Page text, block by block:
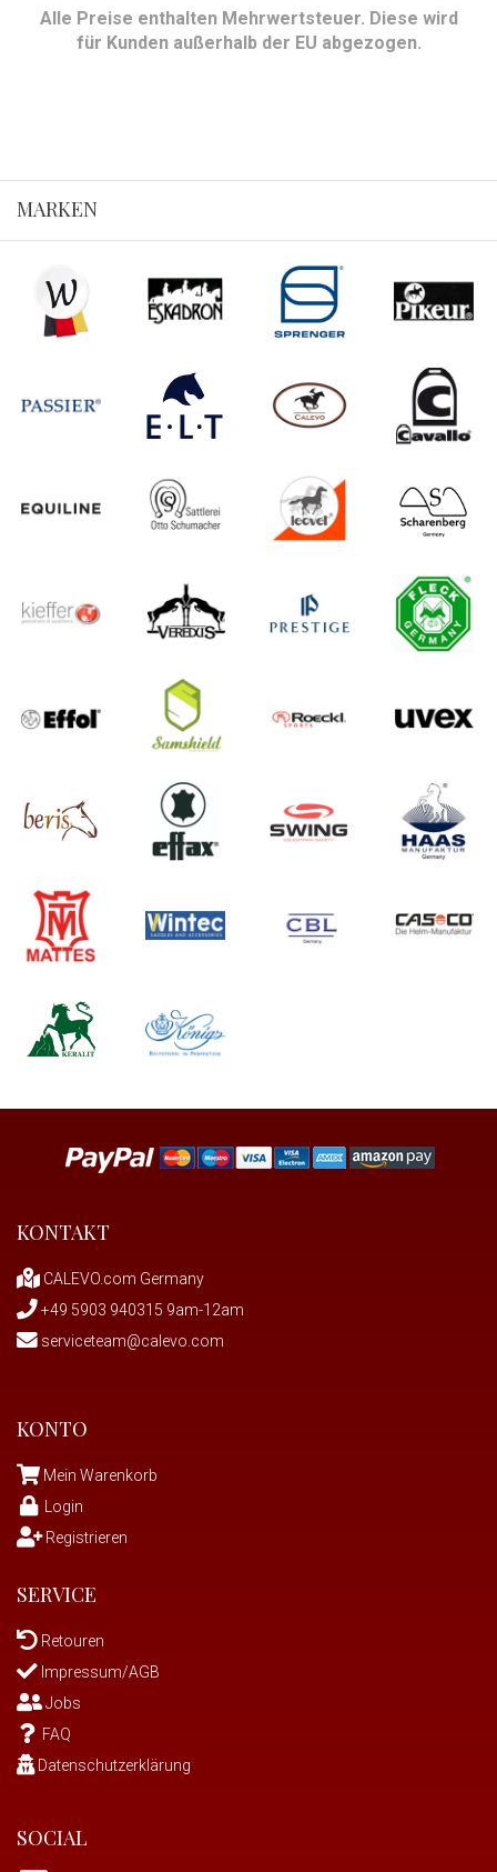
Alle Preise enthalten Mehrwertsteuer. Diese wird
für Kunden außerhalb der EU abgezogen.
MARKEN
KONTAKT
CALEVO.com Germany
+49 5903 940315 9am-12am
serviceteam@calevo.com
KONTO
Mein Warenkorb
Login
Registrieren
SERVICE
Retouren
Impressum/AGB
Jobs
FAQ
Datenschutzerklärung
SOCIAL